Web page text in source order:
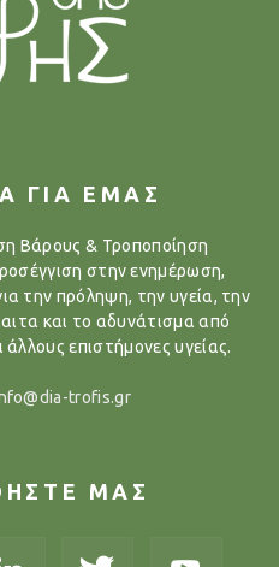
ΓΙΑ ΕΜΑΣ
Βάρους & Τροποποίηση
στην ενημέρωση,
την πρόληψη, την υγεία, την
και το αδυνάτισμα από
άλλους επιστήμονες υγείας.
trofis.gr
ΜΑΣ